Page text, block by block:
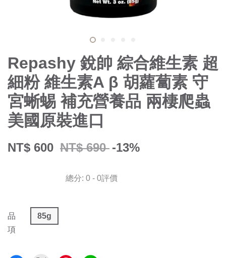
Repashy 銳帥 綜合維生素 超
細粉 維生素A β 胡蘿蔔素 守
宮蜥蜴 補充營養品 兩棲爬蟲
美國原裝進口
NT$ 600 NT$ 690 -13%
總分: 0 - 0評價
品
項
85g